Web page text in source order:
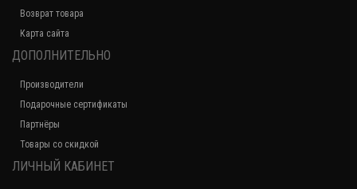
Возврат товара
Карта сайта
ДОПОЛНИТЕЛЬНО
Производители
Подарочные сертификаты
Партнёры
Товары со скидкой
ЛИЧНЫЙ КАБИНЕТ